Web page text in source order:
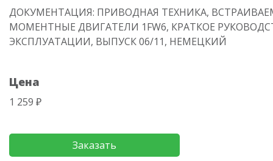
ДОКУМЕНТАЦИЯ: ПРИВОДНАЯ ТЕХНИКА,
МОМЕНТНЫЕ ДВИГАТЕЛИ 1FW6, КРАТКОЕ
ЭКСПЛУАТАЦИИ, ВЫПУСК 06/11, НЕМЕЦКИЙ
Цена
1 259 ₽
Заказать